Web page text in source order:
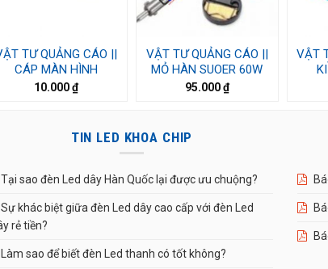
TƯ QUẢNG CÁO ||
CÁP MÀN HÌNH
10.000₫
VẬT TƯ QUẢNG CÁO ||
MỎ HÀN SUOER 60W
95.000₫
VẬT
TIN LED KHOA CHIP
Tại sao đèn Led dây Hàn Quốc lại được ưu chuộng?
Sự khác biệt giữa đèn Led dây cao cấp với đèn Led
rẻ tiền?
Làm sao để biết đèn Led thanh có tốt không?